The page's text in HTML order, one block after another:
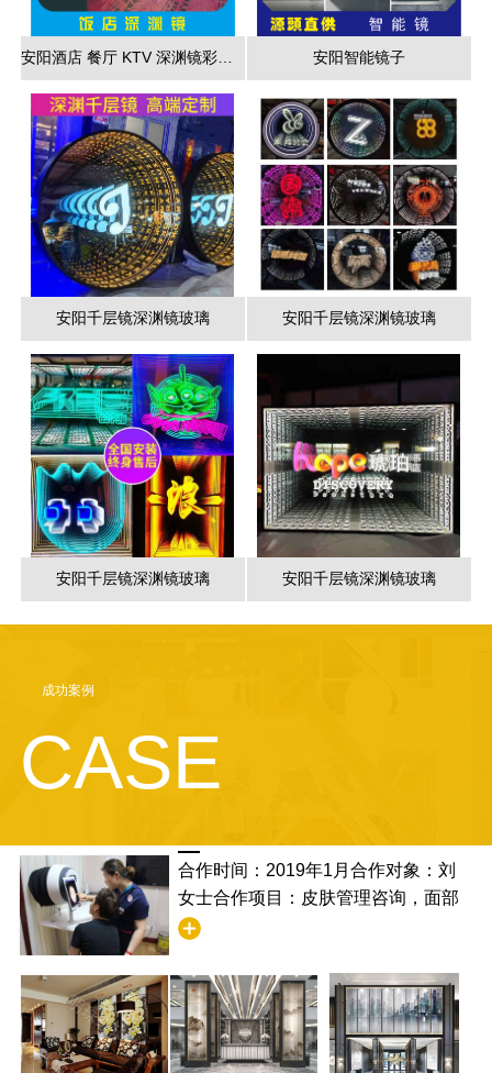
安阳酒店 餐厅 KTV 深渊镜彩色跑马灯 安阳智能镜子
安阳千层镜深渊镜玻璃 安阳千层镜深渊镜玻璃
安阳千层镜深渊镜玻璃 安阳千层镜深渊镜玻璃
成功案例
CASE
合作时间：2019年1月合作对象：刘
女士合作项目：皮肤管理咨询，面部
清洁合作满意度：非常满意，并且学